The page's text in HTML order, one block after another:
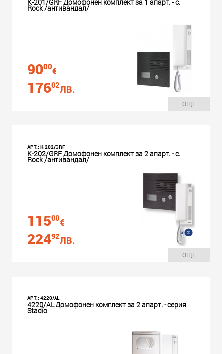
K-201/GRF Домофонен комплект за 1 апарт. - с.
Rock /антивандал/
9000€
17602ЛВ.
ОЩЕ
АРТ.: K-202/GRF
K-202/GRF Домофонен комплект за 2 апарт. - с.
Rock /антивандал/
11500€
22492ЛВ.
ОЩЕ
АРТ.: 4220/AL
4220/AL Домофонен комплект за 2 апарт. - серия
Stadio